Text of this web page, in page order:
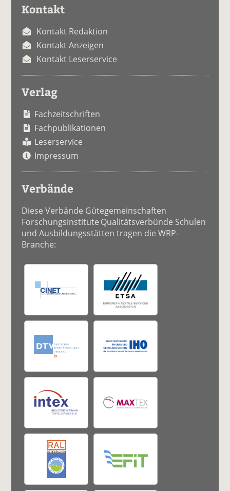
Kontakt
Kontakt Redaktion
Kontakt Anzeigen
Kontakt Leserservice
Verlag
Fachzeitschriften
Fachpublikationen
Leserservice
Impressum
Verbände
Diese Verbände Gütegemeinschaften
Forschungsinstitute Qualitätsverbünde Schulen
und Ausbildungsstätten tragen die WRP-
Branche: